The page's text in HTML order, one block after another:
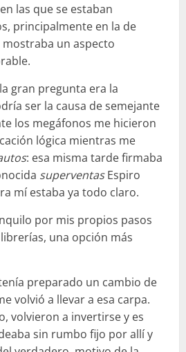
las que se estaban
principalmente en la de
un aspecto
gran pregunta era la
ser la causa de semejante
los megáfonos me hicieron
lógica mientras me
: esa misma tarde firmaba
superventasEspiro
mí estaba ya todo claro.
por mis propios pasos
una opción más
preparado un cambio de
volvió a llevar a esa carpa.
volvieron a invertirse y es
sin rumbo fijo por allí y